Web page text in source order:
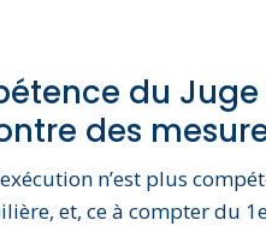
du
des
n’est plus
et, ce à compter du